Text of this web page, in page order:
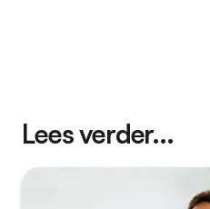
Lees verder...